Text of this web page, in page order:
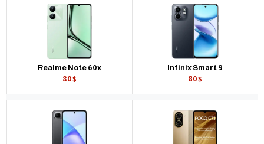
Infinix Smart 9
80$
Realme Note 60x
80$